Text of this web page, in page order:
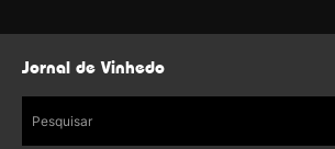
Jornal de Vinhedo
Pesquisar